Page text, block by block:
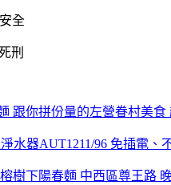
全
刑
跟你拼份量的左營眷村美
水器AUT1211/96 免插電
樹下陽春麵 中西區尊王路